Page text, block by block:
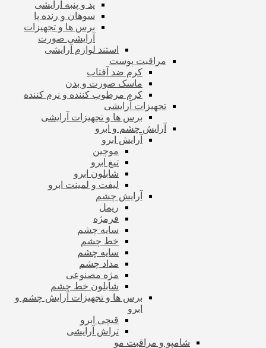
پد و پنبه آرایشی
سوهان و رنده پا
برس ها و تجهیزات
آرایشی صورت
استند لوازم آرایشی
مراقبت پوست
کرم ضد آفتاب
ماسک صورت و بدن
کرم مرطوب کننده و نرم کننده
تجهیزات آرایشی
برس ها و تجهیزات آرایشی
آرایش چشم و ابرو
آرایش ابرو
موچین
تیغ ابرو
شابلون ابرو
لیفت و لمینت ابرو
آرایش چشم
ریمل
فرمژه
سایه چشم
خط چشم
سایه چشم
مداد چشم
مژه مصنوعی
شابلون خط چشم
برس ها و تجهیزات آرایش چشم و
ابرو
قیچی ابرو
تراش آرایشی
شامپو و مراقبت مو